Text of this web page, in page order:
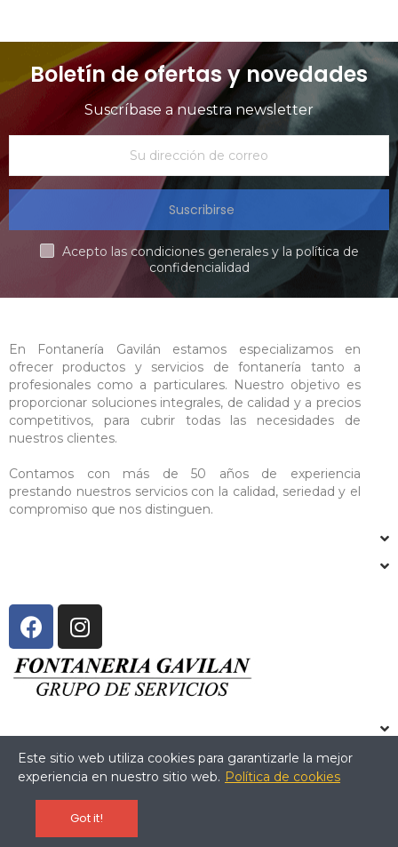
Boletín de ofertas y novedades
Suscríbase a nuestra newsletter
Suscribirse
Acepto las condiciones generales y la política de
confidencialidad
En Fontanería Gavilán estamos especializamos en
ofrecer productos y servicios de fontanería tanto a
profesionales como a particulares. Nuestro objetivo es
proporcionar soluciones integrales, de calidad y a precios
competitivos, para cubrir todas las necesidades de
nuestros clientes.
Contamos con más de 50 años de experiencia
prestando nuestros servicios con la calidad, seriedad y el
compromiso que nos distinguen.
Copyright © 2024 Fontanería Gavilán. All Rights Reserved.
Este sitio web utiliza cookies para garantizarle la mejor
experiencia en nuestro sitio web. Política de cookies
Got it!